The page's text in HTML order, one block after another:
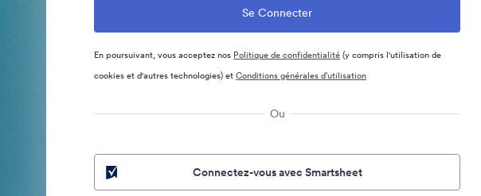
En poursuivant, vous acceptez nos Politique de confidentialité(y compris l'utilisation de
cookies et d'autres technologies) etConditions générales d’utilisation
Ou
Connectez-vous avec Smartsheet